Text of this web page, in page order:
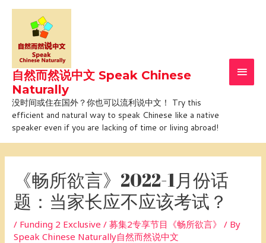
Skip
content
自然而然说中文 Speak Chinese
Naturally
没时间或住在国外？你也可以流利说中文！ Try this
efficient and natural way to speak Chinese like a native
speaker even if you are lacking of time or living abroad!
《畅所欲言》2022-1月份话
题：当家长应不应该考试？
/ Funding 2 Exclusive / 募集2专享节目《畅所欲言》 / By
Speak Chinese Naturally自然而然说中文